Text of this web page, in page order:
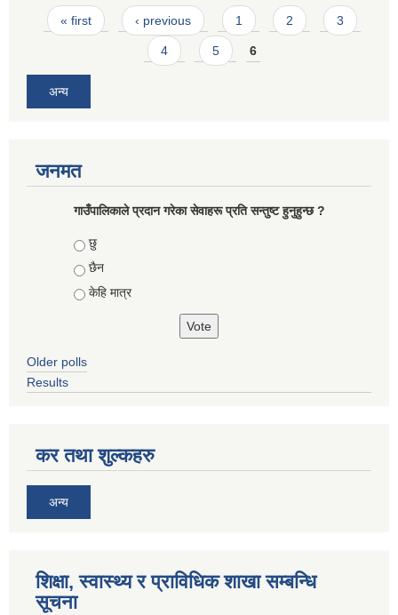
Pages
« first ‹ previous 1 2 3
4 5 6
अन्य
जनमत
गाउँपालिकाले प्रदान गरेका सेवाहरू प्रति सन्तुष्ट हुनुहुन्छ ?
Choices
छु
छैन
केहि मात्र
Older polls
Results
कर तथा शुल्कहरु
अन्य
शिक्षा, स्वास्थ्य र प्राविधिक शाखा सम्बन्धि
सूचना